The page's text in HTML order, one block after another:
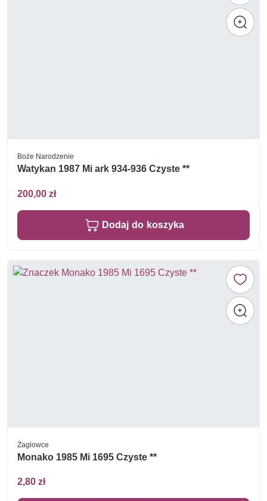
Boże Narodzenie
Watykan 1987 Mi ark 934-936 Czyste **
200,00 zł
Dodaj do koszyka
Żaglowce
Monako 1985 Mi 1695 Czyste **
2,80 zł